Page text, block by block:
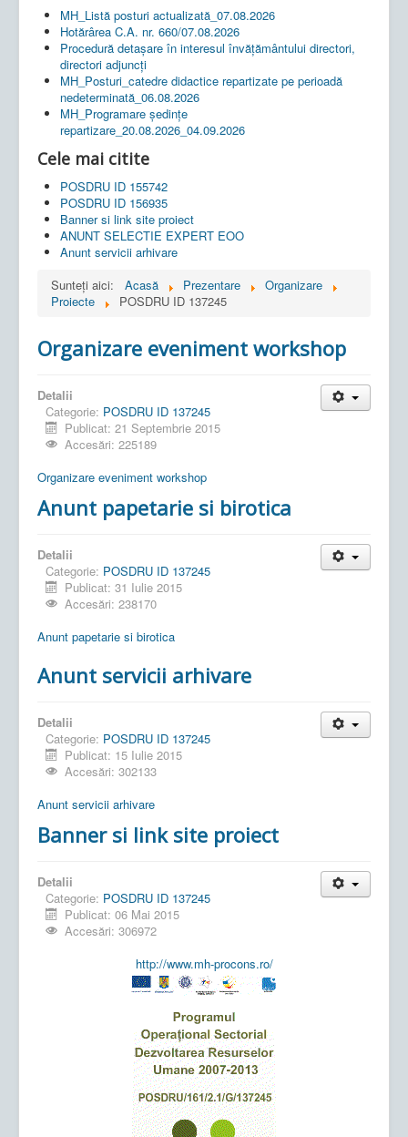
MH_Listă posturi actualizată_07.08.2026
Hotărârea C.A. nr. 660/07.08.2026
Procedură detașare în interesul învățământului directori,
directori adjuncți
MH_Posturi_catedre didactice repartizate pe perioadă
nedeterminată_06.08.2026
MH_Programare ședințe
repartizare_20.08.2026_04.09.2026
Cele mai citite
POSDRU ID 155742
POSDRU ID 156935
Banner si link site proiect
ANUNT SELECTIE EXPERT EOO
Anunt servicii arhivare
Sunteți aici:
Acasă Prezentare
Organizare
Proiecte
POSDRU ID 137245
Organizare eveniment workshop
Detalii
Categorie: POSDRU ID 137245
Publicat: 21 Septembrie 2015
Accesări: 225189
Organizare eveniment workshop
Anunt papetarie si birotica
Detalii
Categorie: POSDRU ID 137245
Publicat: 31 Iulie 2015
Accesări: 238170
Anunt papetarie si birotica
Anunt servicii arhivare
Detalii
Categorie: POSDRU ID 137245
Publicat: 15 Iulie 2015
Accesări: 302133
Anunt servicii arhivare
Banner si link site proiect
Detalii
Categorie: POSDRU ID 137245
Publicat: 06 Mai 2015
Accesări: 306972
http://www.mh-procons.ro/